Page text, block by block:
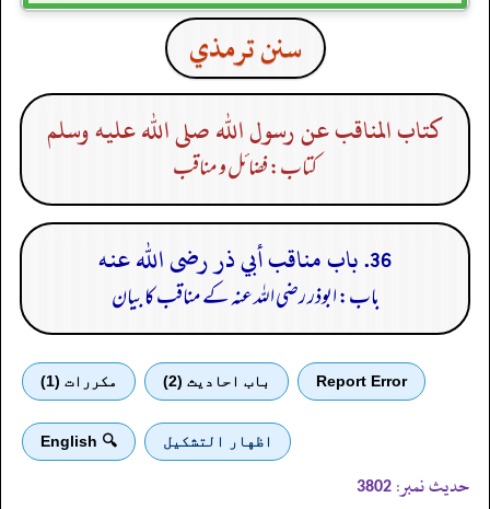
سنن ترمذي
كتاب المناقب عن رسول الله صلى الله عليه وسلم
کتاب: فضائل و مناقب
36. باب مناقب أبي ذر رضى الله عنه
باب: ابوذر رضی الله عنہ کے مناقب کا بیان
Report Error باب احادیث (2) مكررات (1)
اظهار التشكيل 🔍 English
حدیث نمبر: 3802